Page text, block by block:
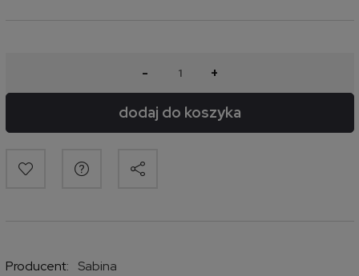
- +
dodaj do koszyka
Producent:
Sabina